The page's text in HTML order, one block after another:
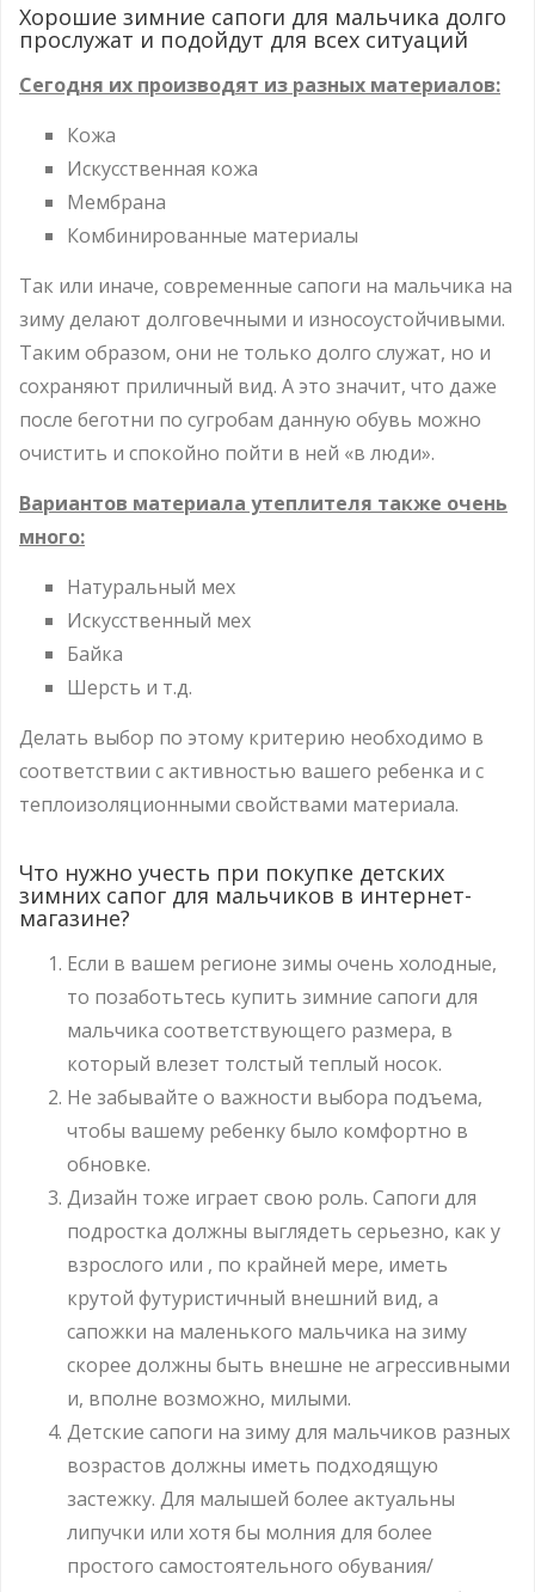
Хорошие зимние сапоги для мальчика долго
прослужат и подойдут для всех ситуаций
Сегодня их производят из разных материалов:
Кожа
Искусственная кожа
Мембрана
Комбинированные материалы
Так или иначе, современные сапоги на мальчика на
зиму делают долговечными и износоустойчивыми.
Таким образом, они не только долго служат, но и
сохраняют приличный вид. А это значит, что даже
после беготни по сугробам данную обувь можно
очистить и спокойно пойти в ней «в люди».
Вариантов материала утеплителя также очень
много:
Натуральный мех
Искусственный мех
Байка
Шерсть и т.д.
Делать выбор по этому критерию необходимо в
соответствии с активностью вашего ребенка и с
теплоизоляционными свойствами материала.
Что нужно учесть при покупке детских
зимних сапог для мальчиков в интернет-
магазине?
Если в вашем регионе зимы очень холодные,
то позаботьтесь купить зимние сапоги для
мальчика соответствующего размера, в
который влезет толстый теплый носок.
Не забывайте о важности выбора подъема,
чтобы вашему ребенку было комфортно в
обновке.
Дизайн тоже играет свою роль. Сапоги для
подростка должны выглядеть серьезно, как у
взрослого или , по крайней мере, иметь
крутой футуристичный внешний вид, а
сапожки на маленького мальчика на зиму
скорее должны быть внешне не агрессивными
и, вполне возможно, милыми.
Детские сапоги на зиму для мальчиков разных
возрастов должны иметь подходящую
застежку. Для малышей более актуальны
липучки или хотя бы молния для более
простого самостоятельного обувания/